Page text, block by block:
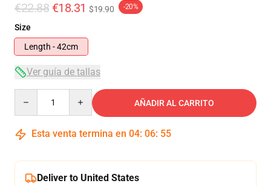
€22.88 €18.31 $19.90 -20%
Size
Length - 42cm
Ver guía de tallas
AÑADIR AL CARRITO
Esta venta termina en 04: 06: 55
Deliver to United States